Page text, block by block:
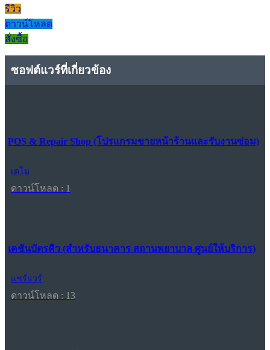
รีวิว
ดาวน์โหลด
สั่งซื้อ
ซอฟต์แวร์ที่เกี่ยวข้อง
POS & Repair Shop (โปรแกรมขายหน้าร้านและรับงานซ่อม)
เดโม
ดาวน์โหลด : 1
เคชันบัตรคิว (สำหรับธนาคาร สถานพยาบาล ศูนย์ให้บริการ)
แชร์แวร์
ดาวน์โหลด : 13